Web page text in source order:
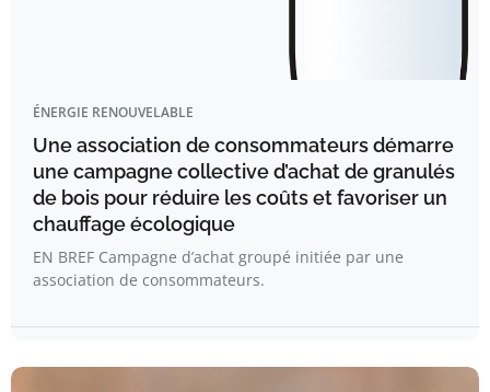
ÉNERGIE RENOUVELABLE
Une association de consommateurs démarre
une campagne collective d’achat de granulés
de bois pour réduire les coûts et favoriser un
chauffage écologique
EN BREF Campagne d’achat groupé initiée par une
association de consommateurs.